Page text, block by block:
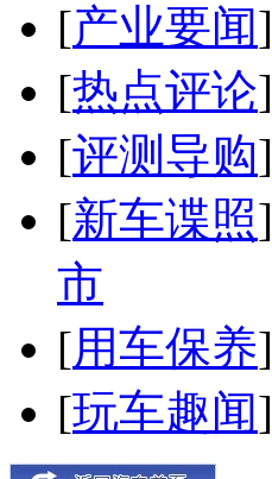
[产业要闻]
[热点评论]
[评测导购]
[新车谍照]
市
[用车保养]
[玩车趣闻]